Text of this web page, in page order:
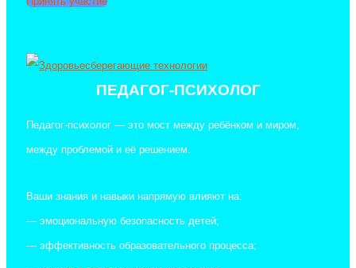
ПЕДАГОГ-ПСИХОЛОГ
Педагог-психолог — это мост между ребёнком и миром,
между проблемой и её решением.
Ваши знания и навыки напрямую влияют на:
— эмоциональную безопасность детей;
— эффективность образовательного процесса;